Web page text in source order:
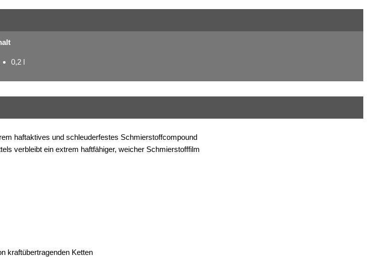
0,2 l
haftaktives und schleuderfestes Schmierstoffcompound
verbleibt ein extrem haftfähiger, weicher Schmierstofffilm
kraftübertragenden Ketten